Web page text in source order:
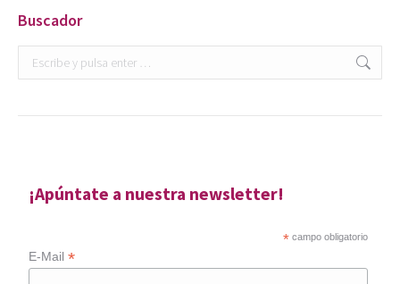
Buscador
Buscar:
¡Apúntate a nuestra newsletter!
* campo obligatorio
E-Mail*